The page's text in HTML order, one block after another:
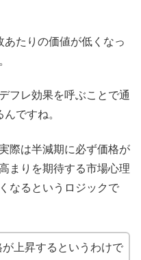
たりの価値が低くなっ
フレ効果を呼ぶことで通
ですね。
際は半減期に必ず価格が
まりを期待する市場心理
なるというロジックで
上昇するというわけで